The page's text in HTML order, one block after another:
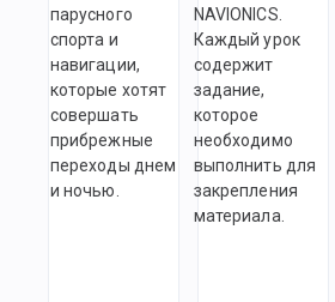
парусного
спорта и
навигации,
которые хотят
совершать
прибрежные
переходы днем
и ночью.
NAVIONICS.
Каждый урок
содержит
задание,
которое
необходимо
выполнить для
закрепления
материала.